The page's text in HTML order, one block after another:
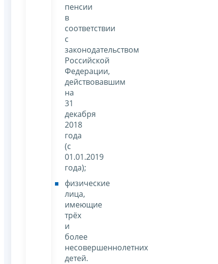
пенсии
в
соответствии
с
законодательством
Российской
Федерации,
действовавшим
на
31
декабря
2018
года
(с
01.01.2019
года);
физические
лица,
имеющие
трёх
и
более
несовершеннолетних
детей.